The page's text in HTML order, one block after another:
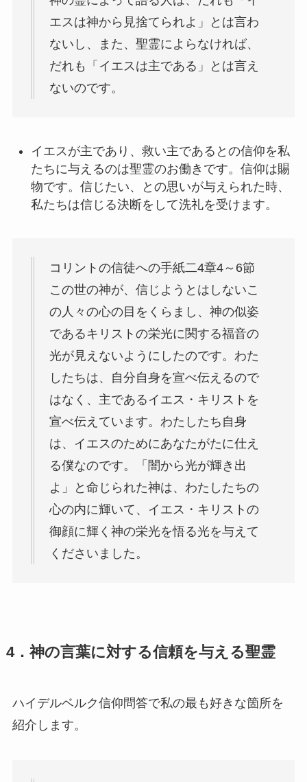
エスは神から見捨てられよ」とは言わ
ないし、また、聖霊によらなければ、
だれも「イエスは主である」とは言え
ないのです。
イエスが主であり、救い主であるとの信仰を私
たちに与えるのは聖霊のお働きです。信仰は賜
物です。信じたい、との思いが与えられた時、
私たちは信じる決断をして洗礼を受けます。
コリントの信徒への手紙二4章4～6節
この世の神が、信じようとはしないこ
の人々の心の目をくらまし、神の似姿
であるキリストの栄光に関する福音の
光が見えないようにしたのです。わた
したちは、自分自身を宣べ伝えるので
はなく、主であるイエス・キリストを
宣べ伝えています。わたしたち自身
は、イエスのためにあなたがたに仕え
る僕なのです。「闇から光が輝き出
よ」と命じられた神は、わたしたちの
心の内に輝いて、イエス・キリストの
御顔に輝く神の栄光を悟る光を与えて
くださいました。
4．神の言葉に対する信頼を与える聖霊
ハイデルベルク信仰問答で私の最も好きな箇所を
紹介します。